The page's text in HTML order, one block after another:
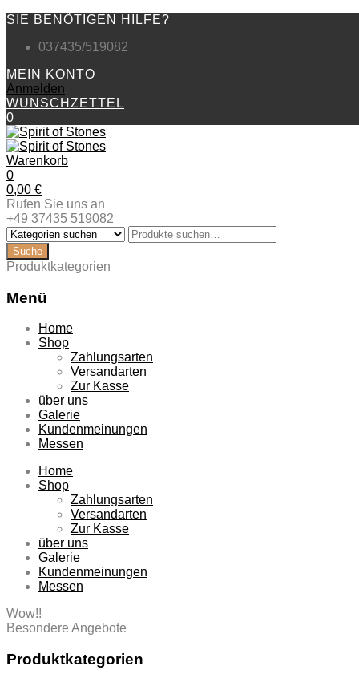
SIE BENÖTIGEN HILFE?
037435/519082
MEIN KONTO
Anmelden
WUNSCHZETTEL
0
Warenkorb
0
0,00 €
Rufen Sie uns an
+49 37435 519082
Produktkategorien
Menü
Zum
Inhalt
Home
Shop
Zahlungsarten
Versandarten
Zur Kasse
über uns
Galerie
Kundenmeinungen
Messen
Home
Shop
Zahlungsarten
Versandarten
Zur Kasse
über uns
Galerie
Kundenmeinungen
Messen
Wow!!
Besondere Angebote
Produktkategorien